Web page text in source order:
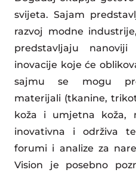
svijeta. Sajam
razvoj modne
predstavljaju
inovacije koje će
sajmu se mogu
materijali (tkanine,
koža i umjetna koža,
inovativna i održiva
forumi i analize za
Vision je posebno